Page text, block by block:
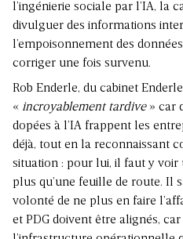
l’ingénierie sociale par l’IA, la
divulguer des informations
l’empoisonnement des
corriger une fois survenu.
Rob Enderle, du cabinet
« incroyablement tardive» car
dopées à l’IA frappent les
déjà, tout en la reconnaissant
situation : pour lui, il faut y voir
plus qu’une feuille de route. Il
volonté de ne plus en faire
et PDG doivent être alignés,